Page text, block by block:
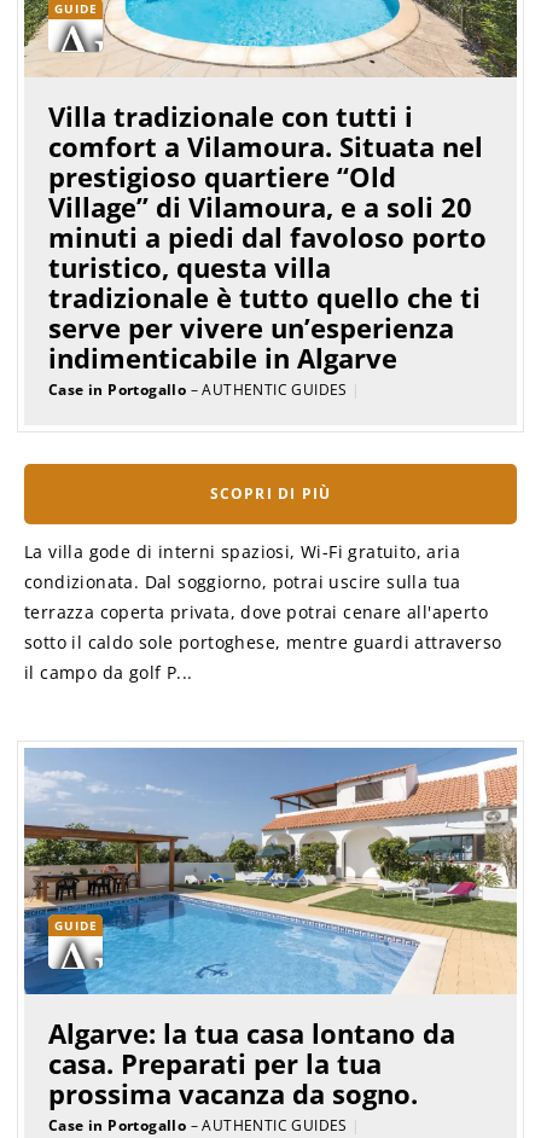
GUIDE
Villa tradizionale con tutti i
comfort a Vilamoura. Situata nel
prestigioso quartiere “Old
Village” di Vilamoura, e a soli 20
minuti a piedi dal favoloso porto
turistico, questa villa
tradizionale è tutto quello che ti
serve per vivere un’esperienza
indimenticabile in Algarve
Case in Portogallo – AUTHENTIC GUIDES |
SCOPRI DI PIÙ
La villa gode di interni spaziosi, Wi-Fi gratuito, aria
condizionata. Dal soggiorno, potrai uscire sulla tua
terrazza coperta privata, dove potrai cenare all'aperto
sotto il caldo sole portoghese, mentre guardi attraverso
il campo da golf P...
GUIDE
Algarve: la tua casa lontano da
casa. Preparati per la tua
prossima vacanza da sogno.
Case in Portogallo – AUTHENTIC GUIDES |